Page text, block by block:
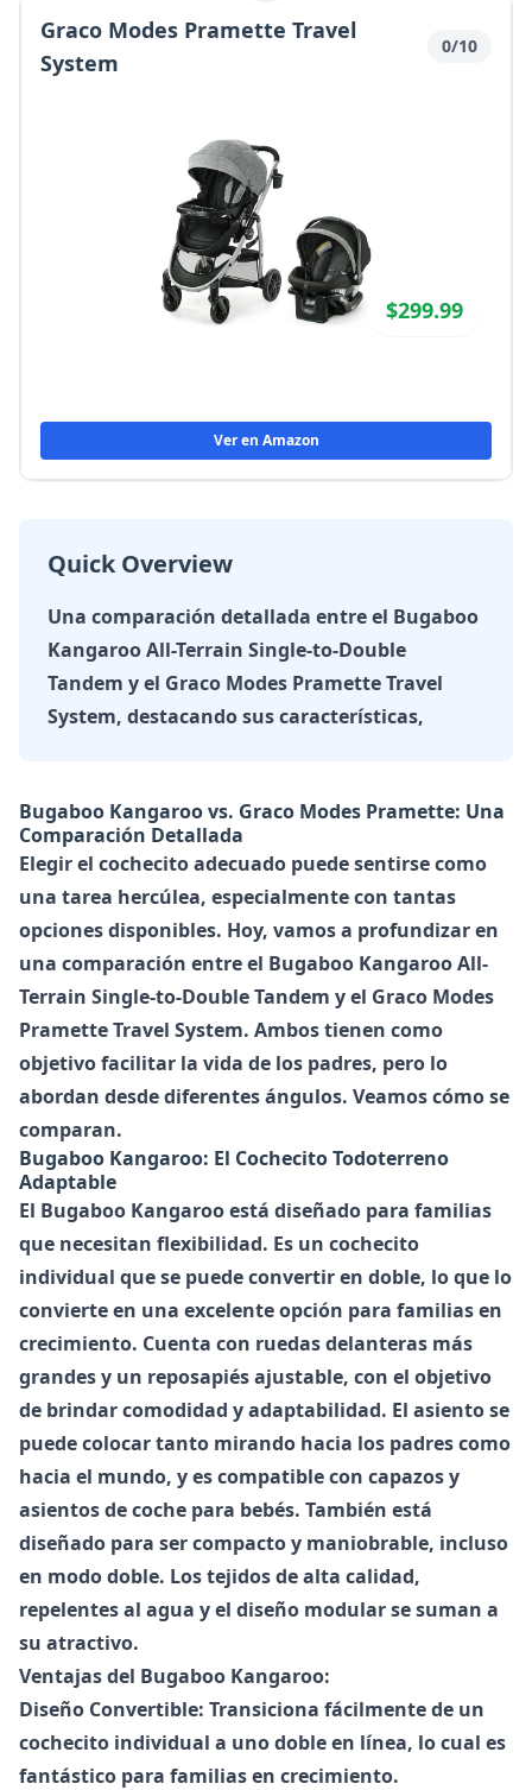
Graco Modes Pramette Travel
System
0/10
$299.99
Ver en Amazon
Quick Overview
Una comparación detallada entre el Bugaboo
Kangaroo All-Terrain Single-to-Double
Tandem y el Graco Modes Pramette Travel
System, destacando sus características,
Bugaboo Kangaroo vs. Graco Modes Pramette: Una
Comparación Detallada
Elegir el cochecito adecuado puede sentirse como
una tarea hercúlea, especialmente con tantas
opciones disponibles. Hoy, vamos a profundizar en
una comparación entre el Bugaboo Kangaroo All-
Terrain Single-to-Double Tandem y el Graco Modes
Pramette Travel System. Ambos tienen como
objetivo facilitar la vida de los padres, pero lo
abordan desde diferentes ángulos. Veamos cómo se
comparan.
Bugaboo Kangaroo: El Cochecito Todoterreno
Adaptable
El Bugaboo Kangaroo está diseñado para familias
que necesitan flexibilidad. Es un cochecito
individual que se puede convertir en doble, lo que lo
convierte en una excelente opción para familias en
crecimiento. Cuenta con ruedas delanteras más
grandes y un reposapiés ajustable, con el objetivo
de brindar comodidad y adaptabilidad. El asiento se
puede colocar tanto mirando hacia los padres como
hacia el mundo, y es compatible con capazos y
asientos de coche para bebés. También está
diseñado para ser compacto y maniobrable, incluso
en modo doble. Los tejidos de alta calidad,
repelentes al agua y el diseño modular se suman a
su atractivo.
Ventajas del Bugaboo Kangaroo:
Diseño Convertible: Transiciona fácilmente de un
cochecito individual a uno doble en línea, lo cual es
fantástico para familias en crecimiento.